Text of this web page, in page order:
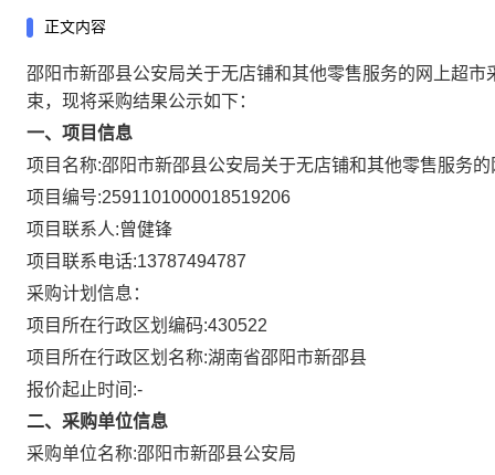
正文内容
邵阳市新邵县公安局关于无店铺和其他零售服务的网上超市
束，现将采购结果公示如下：
一、项目信息
项目名称:邵阳市新邵县公安局关于无店铺和其他零售服务
项目编号:2591101000018519206
项目联系人:曾健锋
项目联系电话:13787494787
采购计划信息：
项目所在行政区划编码:430522
项目所在行政区划名称:湖南省邵阳市新邵县
报价起止时间:-
二、采购单位信息
采购单位名称:邵阳市新邵县公安局